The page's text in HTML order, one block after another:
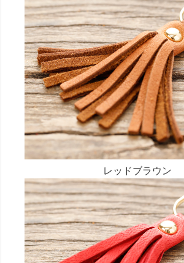
レッドブラウン